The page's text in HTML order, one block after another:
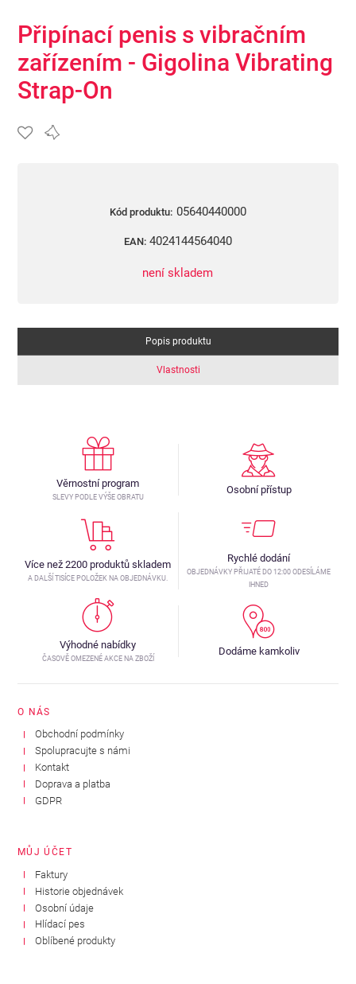
Připínací penis s vibračním
zařízením - Gigolina Vibrating
Strap-On
Kód produktu: 05640440000
EAN: 4024144564040
není skladem
Popis produktu
Vlastnosti
Věrnostní program
SLEVY PODLE VÝŠE OBRATU
Osobní přístup
Více než 2200 produktů skladem
A DALŠÍ TISÍCE POLOŽEK NA OBJEDNÁVKU.
Rychlé dodání
OBJEDNÁVKY PŘIJATÉ DO 12:00 ODESÍLÁME
IHNED
Výhodné nabídky
ČASOVĚ OMEZENÉ AKCE NA ZBOŽÍ
Dodáme kamkoliv
O NÁS
Obchodní podmínky
Spolupracujte s námi
Kontakt
Doprava a platba
GDPR
MŮJ ÚČET
Faktury
Historie objednávek
Osobní údaje
Hlídací pes
Oblíbené produkty